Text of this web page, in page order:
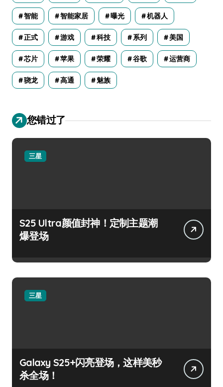
智能 智能家居 曝光 机器人
正式 游戏 科技 系列 美国
芯片 苹果 荣耀 谷歌 运营商
骁龙 高通 魅族
您错过了
三星
S25 Ultra颜值封神！定制主题潮
爆登场
三星
Galaxy S25+闪亮登场，这样美秒
杀全场！